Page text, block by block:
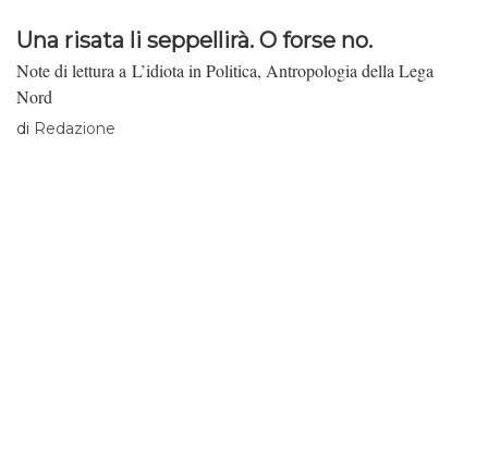
Una risata li seppellirà. O forse no.
Note di lettura a L’idiota in Politica, Antropologia della Lega
Nord
di Redazione